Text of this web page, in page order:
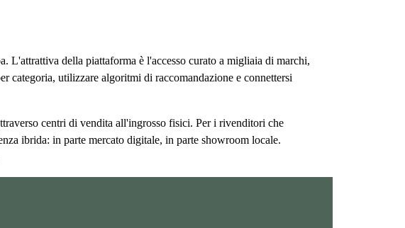
L'attrattiva della piattaforma è l'accesso curato a migliaia di marchi,
categoria, utilizzare algoritmi di raccomandazione e connettersi
centri di vendita all'ingrosso fisici. Per i rivenditori che
ibrida: in parte mercato digitale, in parte showroom locale.